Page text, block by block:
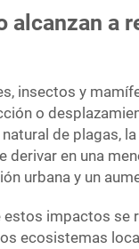
alcanzan a
insectos y
o
de plagas,
derivar en una
urbana y un
impactos se
ecosistemas